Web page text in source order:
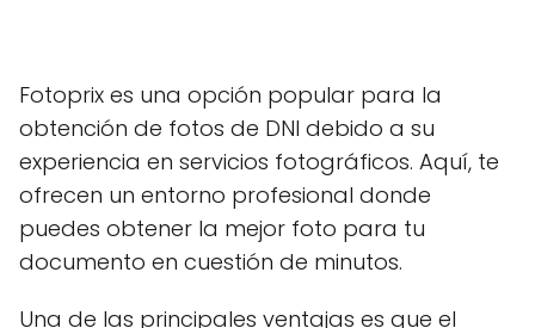
Fotoprix es una opción popular para la
obtención de fotos de DNI debido a su
experiencia en servicios fotográficos. Aquí, te
ofrecen un entorno profesional donde
puedes obtener la mejor foto para tu
documento en cuestión de minutos.
Una de las principales ventajas es que el